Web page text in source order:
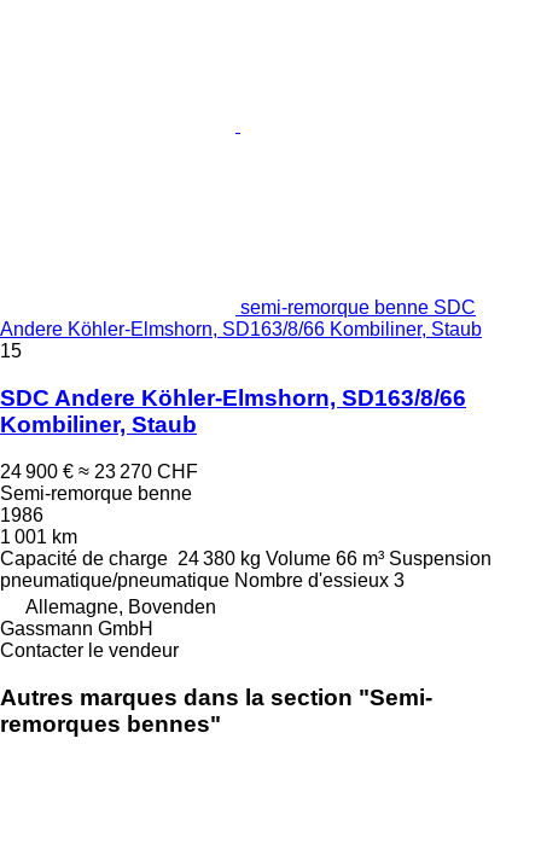
semi-remorque benne SDC
Andere Köhler-Elmshorn, SD163/8/66 Kombiliner, Staub
15
SDC Andere Köhler-Elmshorn, SD163/8/66
Kombiliner, Staub
24 900 € ≈ 23 270 CHF
Semi-remorque benne
1986
1 001 km
Capacité de charge 24 380 kg Volume 66 m³ Suspension
pneumatique/pneumatique Nombre d'essieux 3
Allemagne, Bovenden
Gassmann GmbH
Contacter le vendeur
Autres marques dans la section "Semi-
remorques bennes"